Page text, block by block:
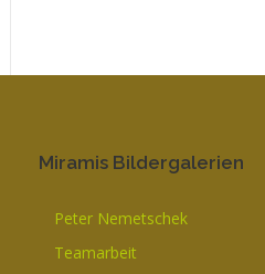
Miramis Bildergalerien
Peter Nemetschek
Teamarbeit